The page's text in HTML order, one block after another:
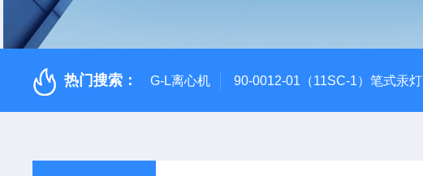
热门搜索： G-L离心机 90-0012-01（11SC-1）笔式汞灯